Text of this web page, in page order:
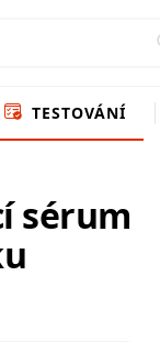
TESTOVÁNÍ
sérum